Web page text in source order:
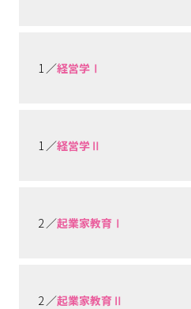
1 ／経営学Ⅰ
1 ／経営学Ⅱ
2 ／起業家教育Ⅰ
2 ／起業家教育Ⅱ